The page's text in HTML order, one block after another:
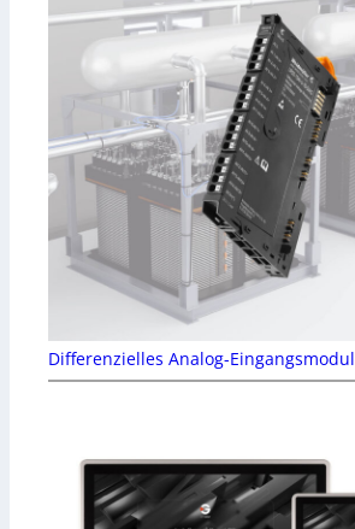
Differenzielles Analog-Eingangsmodul